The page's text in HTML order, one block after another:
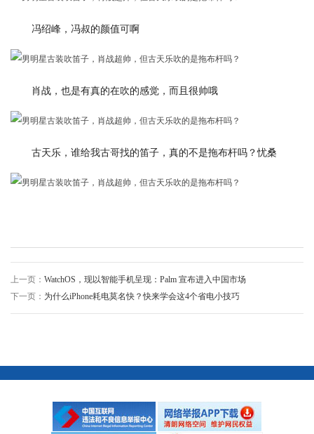
冯绍峰，冯叔的颜值可啊
肖战，也是有真的在吹的感觉，而且很帅哦
古天乐，谁给我古哥找的笛子，真的不是拖布杆吗？忧桑
上一页： WatchOS，现以智能手机呈现：Palm 宣布进入中国市场
下一页： 为什么iPhone耗电莫名快？快来学会这4个省电小技巧